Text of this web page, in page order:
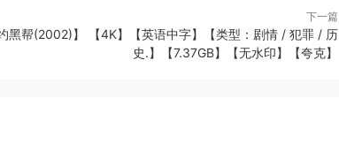
下一篇
约黑帮(2002)】 【4K】【英语中字】【类型：剧情 / 犯罪 / 历
史.】【7.37GB】【无水印】【夸克】